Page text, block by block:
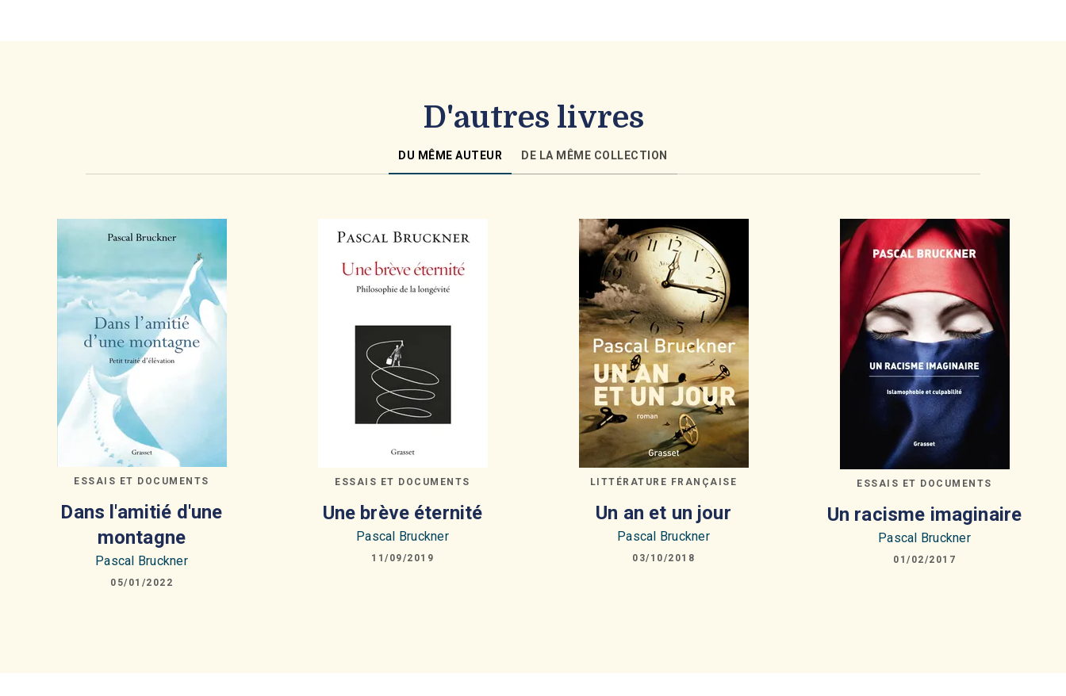
D'autres livres
DU MÊME AUTEUR DE LA MÊME COLLECTION
ESSAIS ET DOCUMENTS
Dans l'amitié d'une
montagne
Pascal Bruckner
05/01/2022
ESSAIS ET DOCUMENTS
Une brève éternité
Pascal Bruckner
11/09/2019
LITTÉRATURE FRANÇAISE
Un an et un jour
Pascal Bruckner
03/10/2018
ESSAIS ET DOCUMENTS
Un racisme imaginaire
Pascal Bruckner
01/02/2017